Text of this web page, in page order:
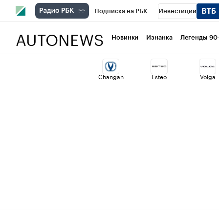
Подписка на РБК Инвестиции
Национальные проекты Город
Кредитные рейтинги Франшизы
AUTONEWS Новинки Изнанка Легенды
Changan Esteo Volga